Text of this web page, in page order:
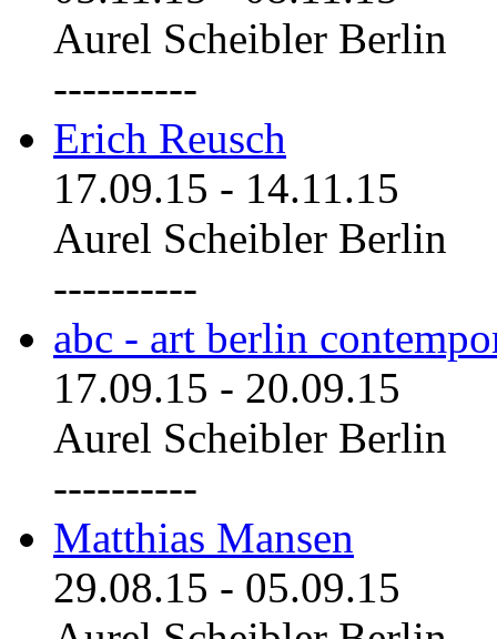
Aurel Scheibler Berlin
----------
Erich Reusch
17.09.15 - 14.11.15
Aurel Scheibler Berlin
----------
abc - art berlin
17.09.15 - 20.09.15
Aurel Scheibler Berlin
----------
Matthias Mansen
29.08.15 - 05.09.15